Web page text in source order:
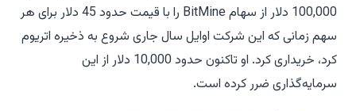
100,000 دلار از سهام BitMine را با قیمت حدود 45 دلار برای هر
سهم زمانی که این شرکت اوایل سال جاری شروع به ذخیره اتریوم
کرد، خریداری کرد. او تاکنون حدود 10,000 دلار از این
سرمایه‌گذاری ضرر کرده است.